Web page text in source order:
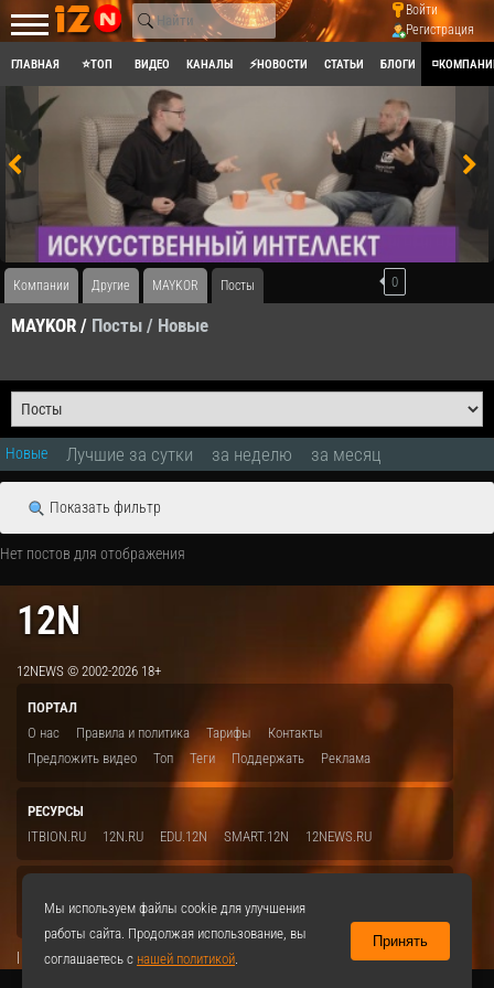
Войти
Регистрация
ГЛАВНАЯ ⭐ТОП ВИДЕО КАНАЛЫ ⚡НОВОСТИ СТАТЬИ БЛОГИ
Компании Другие MAYKOR Посты
MAYKOR / Посты / Новые
0
Новые Лучшие за сутки за неделю за месяц
Показать фильтр
Нет постов для отображения
12N
12NEWS © 2002-2026 18+
ПОРТАЛ
О нас
Правила и политика Тарифы
Контакты
Предложить видео
Топ Теги Поддержать Реклама
РЕСУРСЫ
ITBION.RU
12N.RU EDU.12N SMART.12N 12NEWS.RU
VKontakte
|
Мы используем файлы cookie для улучшения
работы сайта. Продолжая использование, вы
соглашаетесь с нашей политикой.
Принять